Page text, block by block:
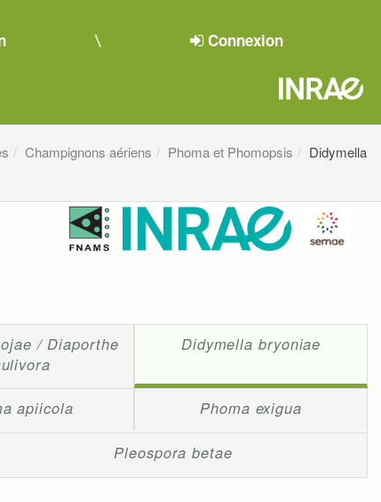
Connexion
Champignons aériens Phoma et Phomopsis
Didymella
/ Diaporthe
Didymella bryoniae
apiicola Phoma exigua
Pleospora betae